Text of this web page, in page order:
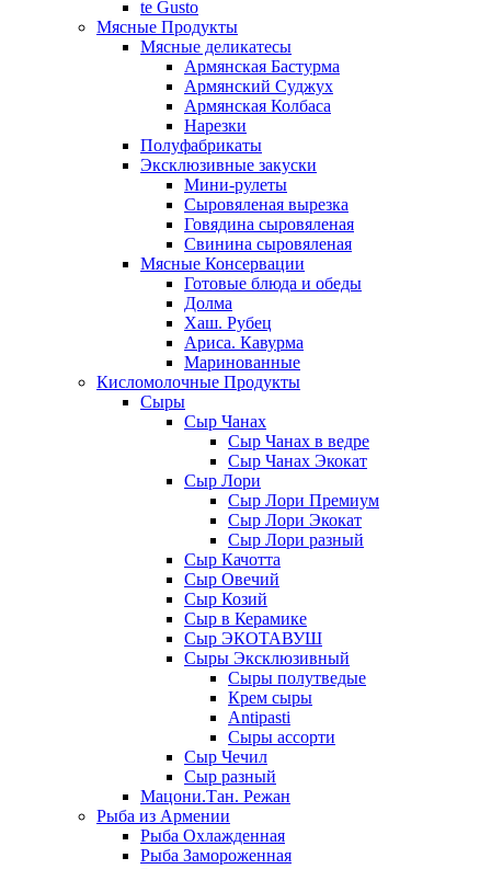
te Gusto
Мясные Продукты
Мясные деликатесы
Армянская Бастурма
Армянский Суджух
Армянская Колбаса
Нарезки
Полуфабрикаты
Эксклюзивные закуски
Мини-рулеты
Сыровяленая вырезка
Говядина сыровяленая
Свинина сыровяленая
Мясные Консервации
Готовые блюда и обеды
Долма
Хаш. Рубец
Ариса. Кавурма
Маринованные
Кисломолочные Продукты
Сыры
Сыр Чанах
Сыр Чанах в ведре
Сыр Чанах Экокат
Сыр Лори
Сыр Лори Премиум
Сыр Лори Экокат
Сыр Лори разный
Сыр Качотта
Сыр Овечий
Сыр Козий
Сыр в Керамике
Сыр ЭКОТАВУШ
Сыры Эксклюзивный
Сыры полутведые
Крем сыры
Antipasti
Сыры ассорти
Сыр Чечил
Сыр разный
Мацони.Тан. Режан
Рыба из Армении
Рыба Охлажденная
Рыба Замороженная